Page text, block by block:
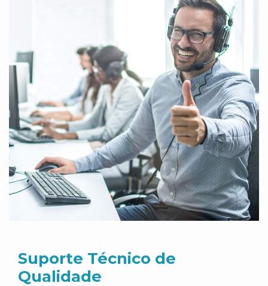
Suporte Técnico de
Qualidade